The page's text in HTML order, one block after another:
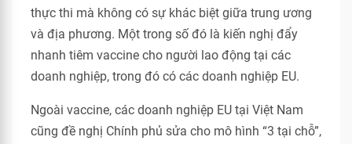
thực thi mà không có sự khác biệt giữa trung ương
và địa phương. Một trong số đó là kiến nghị đẩy
nhanh tiêm vaccine cho người lao động tại các
doanh nghiệp, trong đó có các doanh nghiệp EU.
Ngoài vaccine, các doanh nghiệp EU tại Việt Nam
cũng đề nghị Chính phủ sửa cho mô hình “3 tại chỗ”,